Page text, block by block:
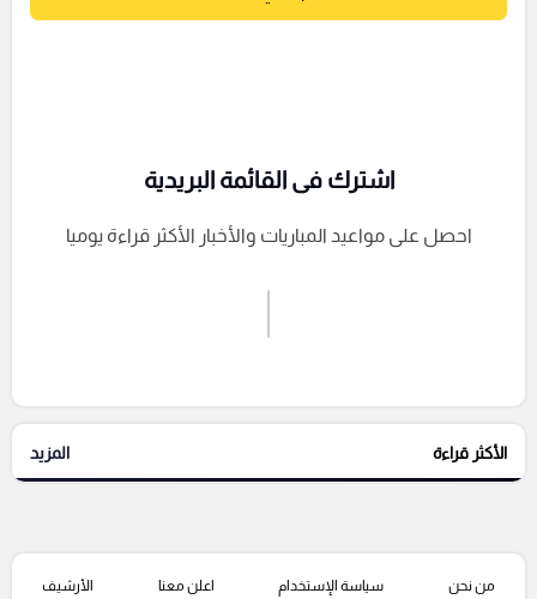
إرسال تعليق
التعليقات السابقة
اشترك فى القائمة البريدية
احصل على مواعيد المباريات والأخبار الأكثر قراءة يوميا
الأكثر قراءة المزيد
من نحن سياسة الإستخدام اعلن معنا الأرشيف